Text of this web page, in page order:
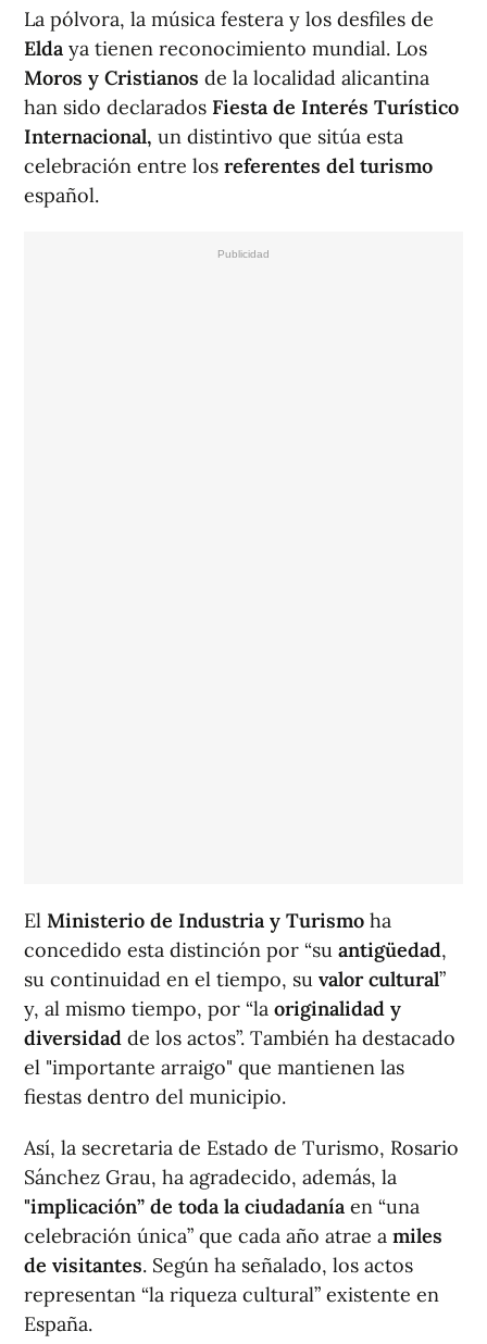
La pólvora, la música festera y los desfiles de
Elda ya tienen reconocimiento mundial. Los
Moros y Cristianos de la localidad alicantina
han sido declarados Fiesta de Interés Turístico
Internacional, un distintivo que sitúa esta
celebración entre los referentes del turismo
español.
El Ministerio de Industria y Turismo ha
concedido esta distinción por “su antigüedad,
su continuidad en el tiempo, su valor cultural”
y, al mismo tiempo, por “la originalidad y
diversidad de los actos”. También ha destacado
el "importante arraigo" que mantienen las
fiestas dentro del municipio.
Así, la secretaria de Estado de Turismo, Rosario
Sánchez Grau, ha agradecido, además, la
"implicación” de toda la ciudadanía en “una
celebración única” que cada año atrae a miles
de visitantes. Según ha señalado, los actos
representan “la riqueza cultural” existente en
España.